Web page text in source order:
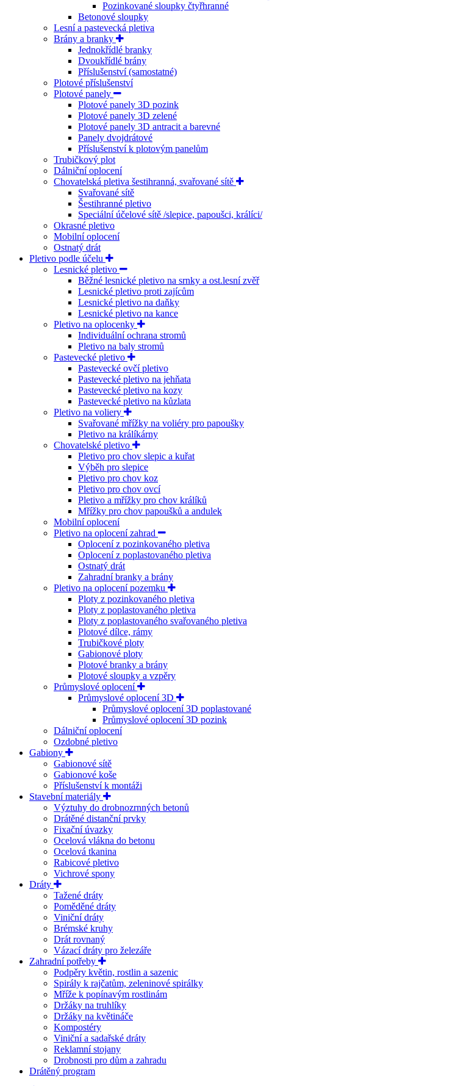
Pozinkované sloupky čtyřhranné
Betonové sloupky
Lesní a pastevecká pletiva
Brány a branky
Jednokřídlé branky
Dvoukřídlé brány
Příslušenství (samostatné)
Plotové příslušenství
Plotové panely
Plotové panely 3D pozink
Plotové panely 3D zelené
Plotové panely 3D antracit a barevné
Panely dvojdrátové
Příslušenství k plotovým panelům
Trubičkový plot
Dálniční oplocení
Chovatelská pletiva šestihranná, svařované sítě
Svařované sítě
Šestihranné pletivo
Speciální účelové sítě /slepice, papoušci, králíci/
Okrasné pletivo
Mobilní oplocení
Ostnatý drát
Pletivo podle účelu
Lesnické pletivo
Běžné lesnické pletivo na srnky a ost.lesní zvěř
Lesnické pletivo proti zajícům
Lesnické pletivo na daňky
Lesnické pletivo na kance
Pletivo na oplocenky
Individuální ochrana stromů
Pletivo na baly stromů
Pastevecké pletivo
Pastevecké ovčí pletivo
Pastevecké pletivo na jehňata
Pastevecké pletivo na kozy
Pastevecké pletivo na kůzlata
Pletivo na voliery
Svařované mřížky na voliéry pro papoušky
Pletivo na králíkárny
Chovatelské pletivo
Pletivo pro chov slepic a kuřat
Výběh pro slepice
Pletivo pro chov koz
Pletivo pro chov ovcí
Pletivo a mřížky pro chov králíků
Mřížky pro chov papoušků a andulek
Mobilní oplocení
Pletivo na oplocení zahrad
Oplocení z pozinkovaného pletiva
Oplocení z poplastovaného pletiva
Ostnatý drát
Zahradní branky a brány
Pletivo na oplocení pozemku
Ploty z pozinkovaného pletiva
Ploty z poplastovaného pletiva
Ploty z poplastovaného svařovaného pletiva
Plotové dílce, rámy
Trubičkové ploty
Gabionové ploty
Plotové branky a brány
Plotové sloupky a vzpěry
Průmyslové oplocení
Průmyslové oplocení 3D
Průmyslové oplocení 3D poplastované
Průmyslové oplocení 3D pozink
Dálniční oplocení
Ozdobné pletivo
Gabiony
Gabionové sítě
Gabionové koše
Příslušenství k montáži
Stavební materiály
Výztuhy do drobnozrnných betonů
Drátěné distanční prvky
Fixační úvazky
Ocelová vlákna do betonu
Ocelová tkanina
Rabicové pletivo
Vichrové spony
Dráty
Tažené dráty
Poměděné dráty
Viniční dráty
Brémské kruhy
Drát rovnaný
Vázací dráty pro železáře
Zahradní potřeby
Podpěry květin, rostlin a sazenic
Spirály k rajčatům, zeleninové spirálky
Mříže k popínavým rostlinám
Držáky na truhlíky
Držáky na květináče
Kompostéry
Viniční a sadařské dráty
Reklamní stojany
Drobnosti pro dům a zahradu
Drátěný program